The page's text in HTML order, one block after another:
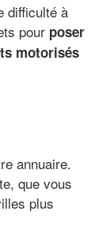
difficulté à
pour poser
motorisés
annuaire.
que vous
plus